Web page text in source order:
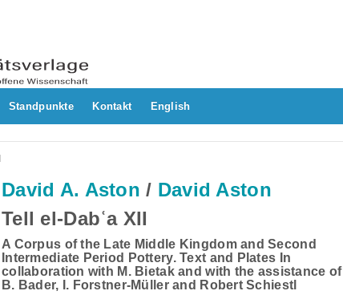
Standpunkte Kontakt English
David A. Aston / David Aston
Tell el-Dabʿa XII
A Corpus of the Late Middle Kingdom and Second
Intermediate Period Pottery. Text and Plates In
collaboration with M. Bietak and with the assistance of
B. Bader, I. Forstner-Müller and Robert Schiestl